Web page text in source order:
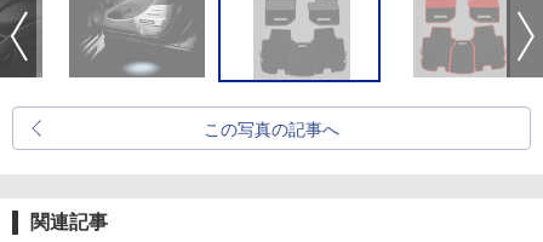
この写真の記事へ
関連記事